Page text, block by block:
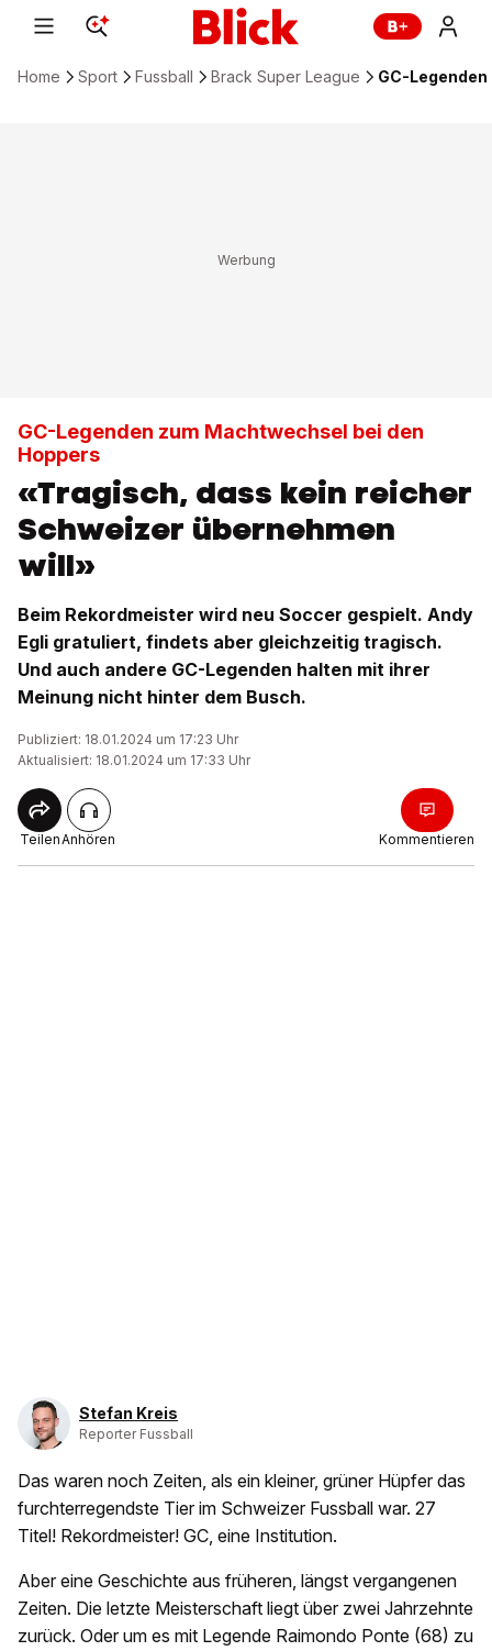
Home Sport Fussball Brack Super League GC-
GC-Legenden zum Machtwechsel bei den
Hoppers
«Tragisch, dass kein reicher
Schweizer übernehmen
will»
Beim Rekordmeister wird neu Soccer gespielt. Andy
Egli gratuliert, findets aber gleichzeitig tragisch.
Und auch andere GC-Legenden halten mit ihrer
Meinung nicht hinter dem Busch.
Publiziert: 18.01.2024 um 17:23 Uhr
Aktualisiert: 18.01.2024 um 17:33 Uhr
TeilenAnhören Kommentieren
Stefan Kreis
Reporter Fussball
Das waren noch Zeiten, als ein kleiner, grüner Hüpfer das
furchterregendste Tier im Schweizer Fussball war. 27
Titel! Rekordmeister! GC, eine Institution.
Aber eine Geschichte aus früheren, längst vergangenen
Zeiten. Die letzte Meisterschaft liegt über zwei Jahrzehnte
zurück. Oder um es mit Legende Raimondo Ponte (68) zu